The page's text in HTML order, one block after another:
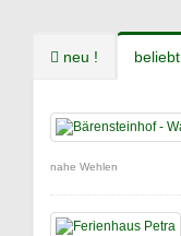
neu ! beliebt
nahe Wehlen